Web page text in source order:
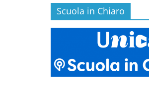
Scuola in Chiaro